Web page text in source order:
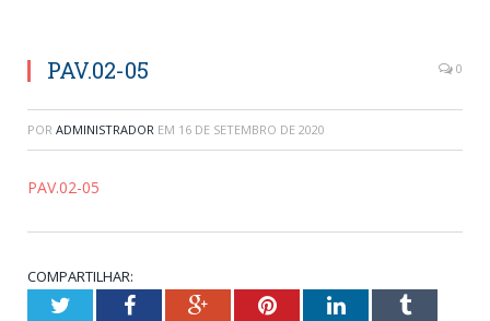
PAV.02-05 0
POR ADMINISTRADOR EM 16 DE SETEMBRO DE 2020
PAV.02-05
COMPARTILHAR:
TwitterFacebookGoogle+PinterestLinkedInTumblr